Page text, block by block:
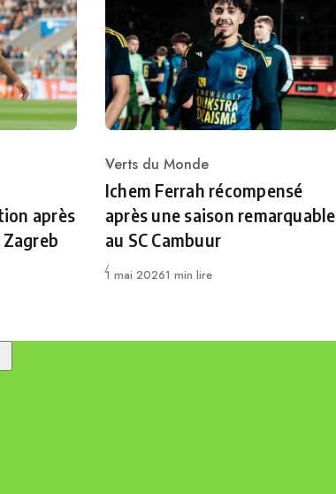
après
Category
Verts du Monde
Ichem Ferrah récompensé
après une saison remarquable
au SC Cambuur
Publié
1 mai 20261 min lire